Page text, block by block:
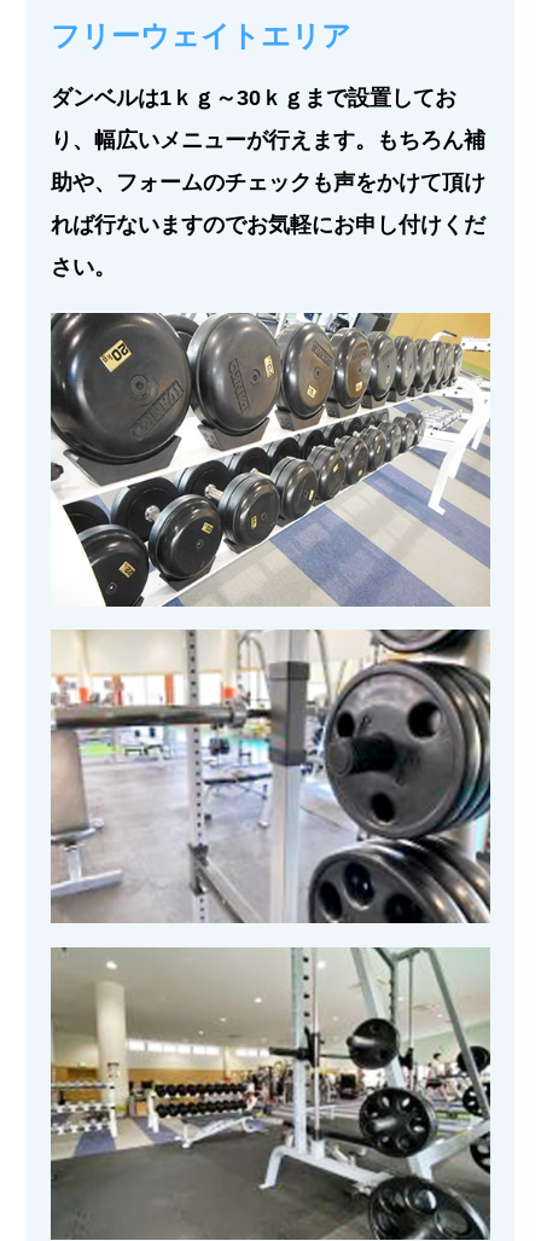
フリーウェイトエリア
ダンベルは1ｋｇ～30ｋｇまで設置してお
り、幅広いメニューが行えます。もちろん補
助や、フォームのチェックも声をかけて頂け
れば行ないますのでお気軽にお申し付けくだ
さい。